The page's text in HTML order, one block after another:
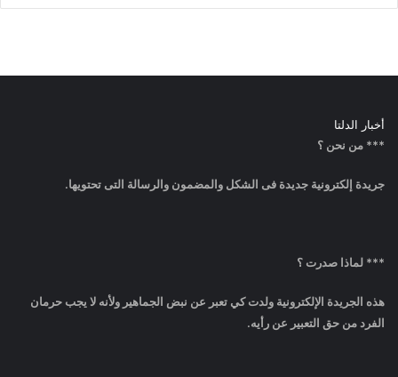
أخبار الدلتا
*** من نحن ؟
جريدة إلكترونية جديدة فى الشكل والمضمون والرسالة التى تحتويها.
*** لماذا صدرت ؟
هذه الجريدة الإلكترونية ولدت كي تعبر عن نبض الجماهير ولأنه لا يجب حرمان
الفرد من حق التعبير عن رأيه.